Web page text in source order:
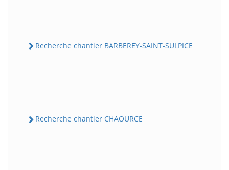
Recherche chantier BARBEREY-SAINT-SULPICE
Recherche chantier CHAOURCE